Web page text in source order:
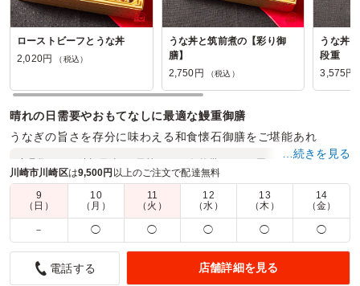
ローストビーフとうな丼
2,020円
（税込）
うな丼と筑前煮の【彩り御
膳】
2,750円
（税込）
うな丼
段重
3,575円
晴れの日需要やおもてなしに最適な鰻重御膳
うなぎの旨さを存分に味わえる和食懐石御膳をご堪能あれ
1,804円～7,150円
配達時間： 6:00～17:00
内容がとてもよかったです
4.0 ノーベルファーマ株式会社
勉強会のお客さん昼食用で利用しました。女性が中心であっ
…続きを見る
川崎市川崎区は9,500円 以上のご注文で配達無料
9
（日）
10
（月）
11
（火）
12
（水）
13
（木）
14
（金）
－ ◯ ◯ ◯ ◯ ◯
電話する 店舗詳細を見る